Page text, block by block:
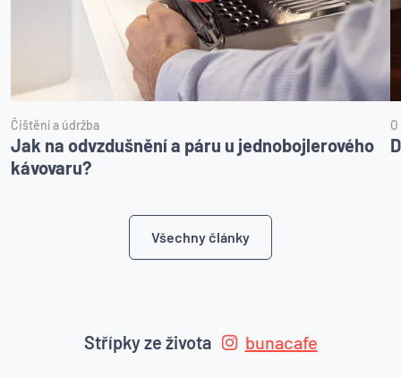
Čištění a údržba
Jak na odvzdušnění a páru u jednobojlerového
kávovaru?
Všechny články
Střípky ze života bunacafe